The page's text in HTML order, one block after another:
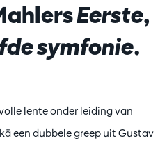
Eerste,
symfonie.
lente onder leiding van
een dubbele greep uit Gustav